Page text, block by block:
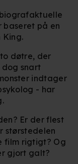
baseret på en
King.
døtre, der
dog snart
indtager
- har
Er der flest
størstedelen
film rigtigt? Og
gjort galt?